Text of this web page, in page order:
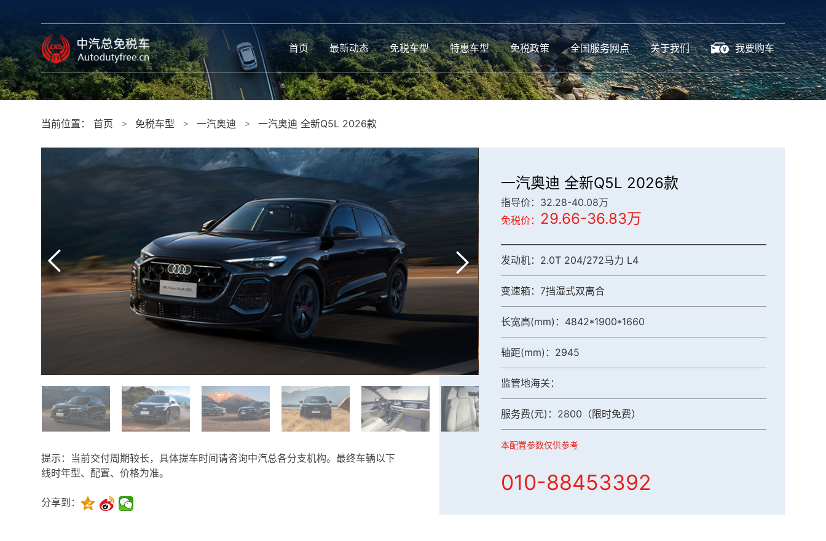
首页 最新动态 免税车型 特惠车型 免税政策 全国服务网点 关于我们 我要购车
当前位置：首页 > 免税车型 > 一汽奥迪 > 一汽奥迪 全新Q5L 2026款
提示：当前交付周期较长，具体提车时间请咨询中汽总各分支机构。最终车辆以下
线时年型、配置、价格为准。
分享到：
一汽奥迪 全新Q5L 2026款
指导价：32.28-40.08万
免税价： 29.66-36.83万
发动机：2.0T 204/272马力 L4
变速箱：7挡湿式双离合
长宽高(mm)：4842*1900*1660
轴距(mm)：2945
监管地海关：
服务费(元)：2800（限时免费）
本配置参数仅供参考
010-88453392